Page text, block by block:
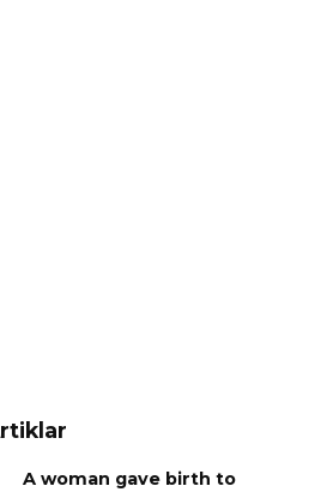
A woman gave birth to